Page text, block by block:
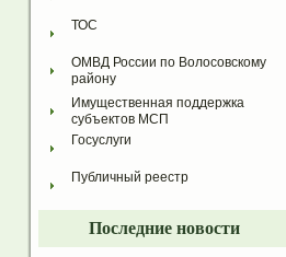
ТОС
ОМВД России по Волосовскому
району
Имущественная поддержка
субъектов МСП
Госуслуги
Публичный реестр
Последние новости